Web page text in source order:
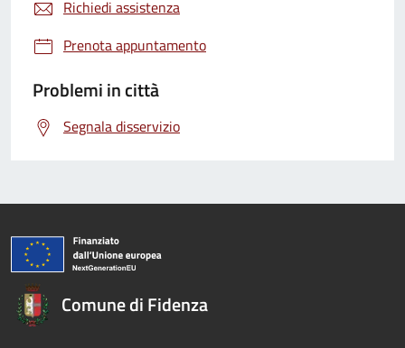
Richiedi assistenza
Prenota appuntamento
Problemi in città
Segnala disservizio
Comune di Fidenza